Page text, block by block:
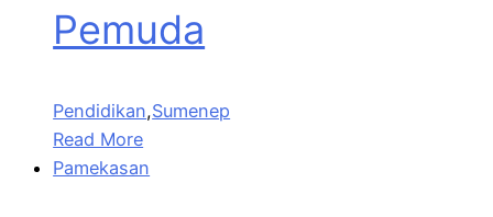
Pemuda
Pendidikan,Sumenep
Read More
Pamekasan